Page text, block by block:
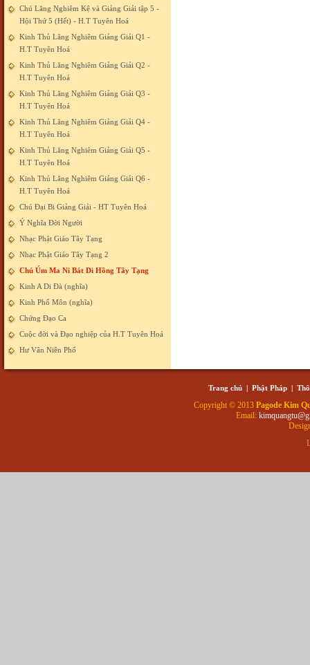
Chú Lăng Nghiêm Kệ và Giảng Giải tập 5 -
Hội Thứ 5 (Hết) - H.T Tuyên Hoá
Kinh Thủ Lăng Nghiêm Giảng Giải Q1 -
H.T Tuyên Hoá
Kinh Thủ Lăng Nghiêm Giảng Giải Q2 -
H.T Tuyên Hoá
Kinh Thủ Lăng Nghiêm Giảng Giải Q3 -
H.T Tuyên Hoá
Kinh Thủ Lăng Nghiêm Giảng Giải Q4 -
H.T Tuyên Hoá
Kinh Thủ Lăng Nghiêm Giảng Giải Q5 -
H.T Tuyên Hoá
Kinh Thủ Lăng Nghiêm Giảng Giải Q6 -
H.T Tuyên Hoá
Chú Đại Bi Giảng Giải - HT Tuyên Hoá
Ý Nghĩa Đời Người
Nhạc Phật Giáo Tây Tạng
Nhạc Phật Giáo Tây Tạng 2
Chú Úm Ma Ni Bát Di Hồng Tây Tạng
Kinh A Di Đà (nghĩa)
Kinh Phổ Môn (nghĩa)
Chứng Đạo Ca
Cuộc đời và Đạo nghiệp của H.T Tuyên Hoá
Hư Vân Niên Phổ
Trang chủ | Phật Pháp |
Copyright © 2013 Pagode Kim
Email: